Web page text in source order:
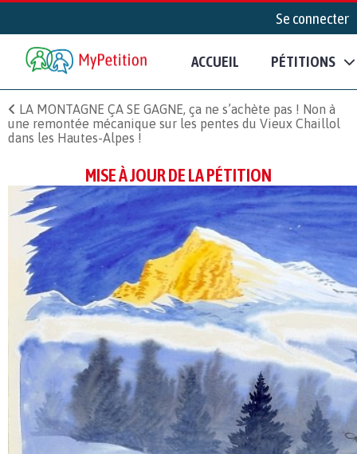
Se connecter
ACCUEIL PÉTITIONS
LA MONTAGNE ÇA SE GAGNE, ça ne s’achète pas ! Non à
une remontée mécanique sur les pentes du Vieux Chaillol
dans les Hautes-Alpes !
MISE À JOUR DE LA PÉTITION